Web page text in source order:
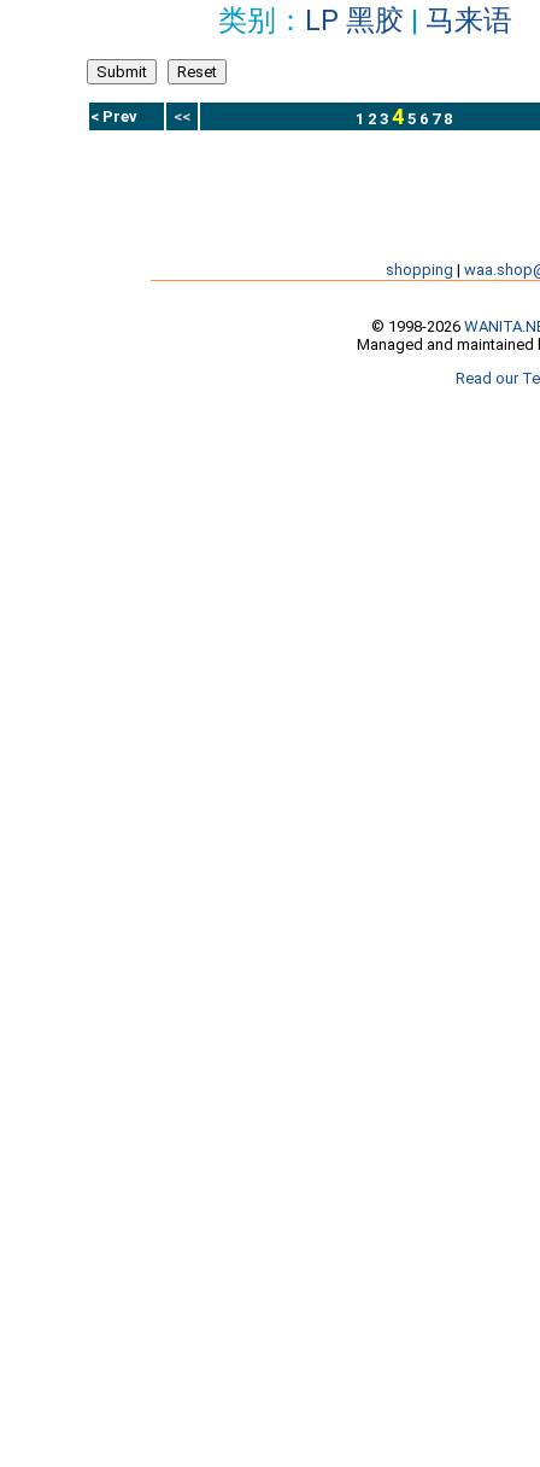
类别： LP 黑胶 | 马来语
< Prev << 1 2 3 4 5 6 7 8
shopping |
© 1998-2026
Managed and maintained
Read our